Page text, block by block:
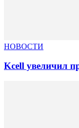
НОВОСТИ
Kcell увеличил